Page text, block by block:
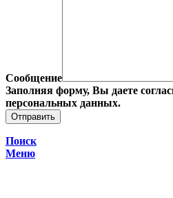
Сообщение
Заполняя форму, Вы даете
персональных данных.
Поиск
Меню